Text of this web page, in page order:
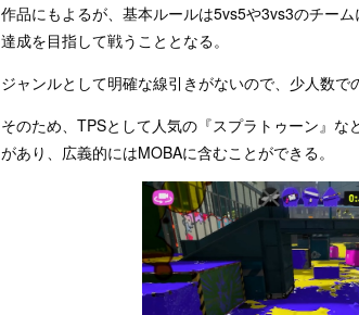
作品にもよるが、基本ルールは5vs5や3vs3のチー
達成を目指して戦うこととなる。
ジャンルとして明確な線引きがないので、少人数で
そのため、TPSとして人気の『スプラトゥーン』
があり、広義的にはMOBAに含むことができる。